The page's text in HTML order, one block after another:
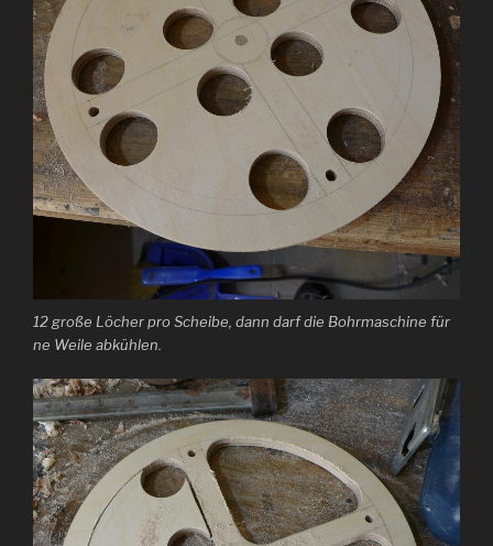
12 große Löcher pro Scheibe, dann darf die Bohrmaschine für
ne Weile abkühlen.